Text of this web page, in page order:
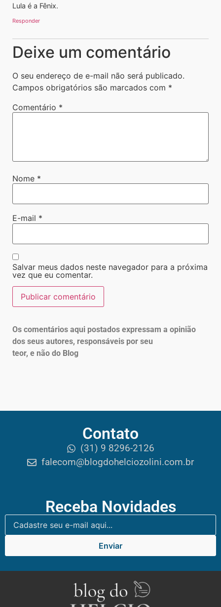
Lula é a Fênix.
Responder
Deixe um comentário
O seu endereço de e-mail não será publicado.
Campos obrigatórios são marcados com *
Comentário *
Nome *
E-mail *
Salvar meus dados neste navegador para a próxima
vez que eu comentar.
Os comentários aqui postados expressam a opinião
dos seus autores, responsáveis por seu
teor, e não do Blog
Contato
(31) 9 8296-2126
falecom@blogdohelciozolini.com.br
Receba Novidades
Enviar